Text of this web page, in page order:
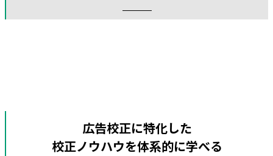
広告校正に特化した
校正ノウハウを体系的に学べる